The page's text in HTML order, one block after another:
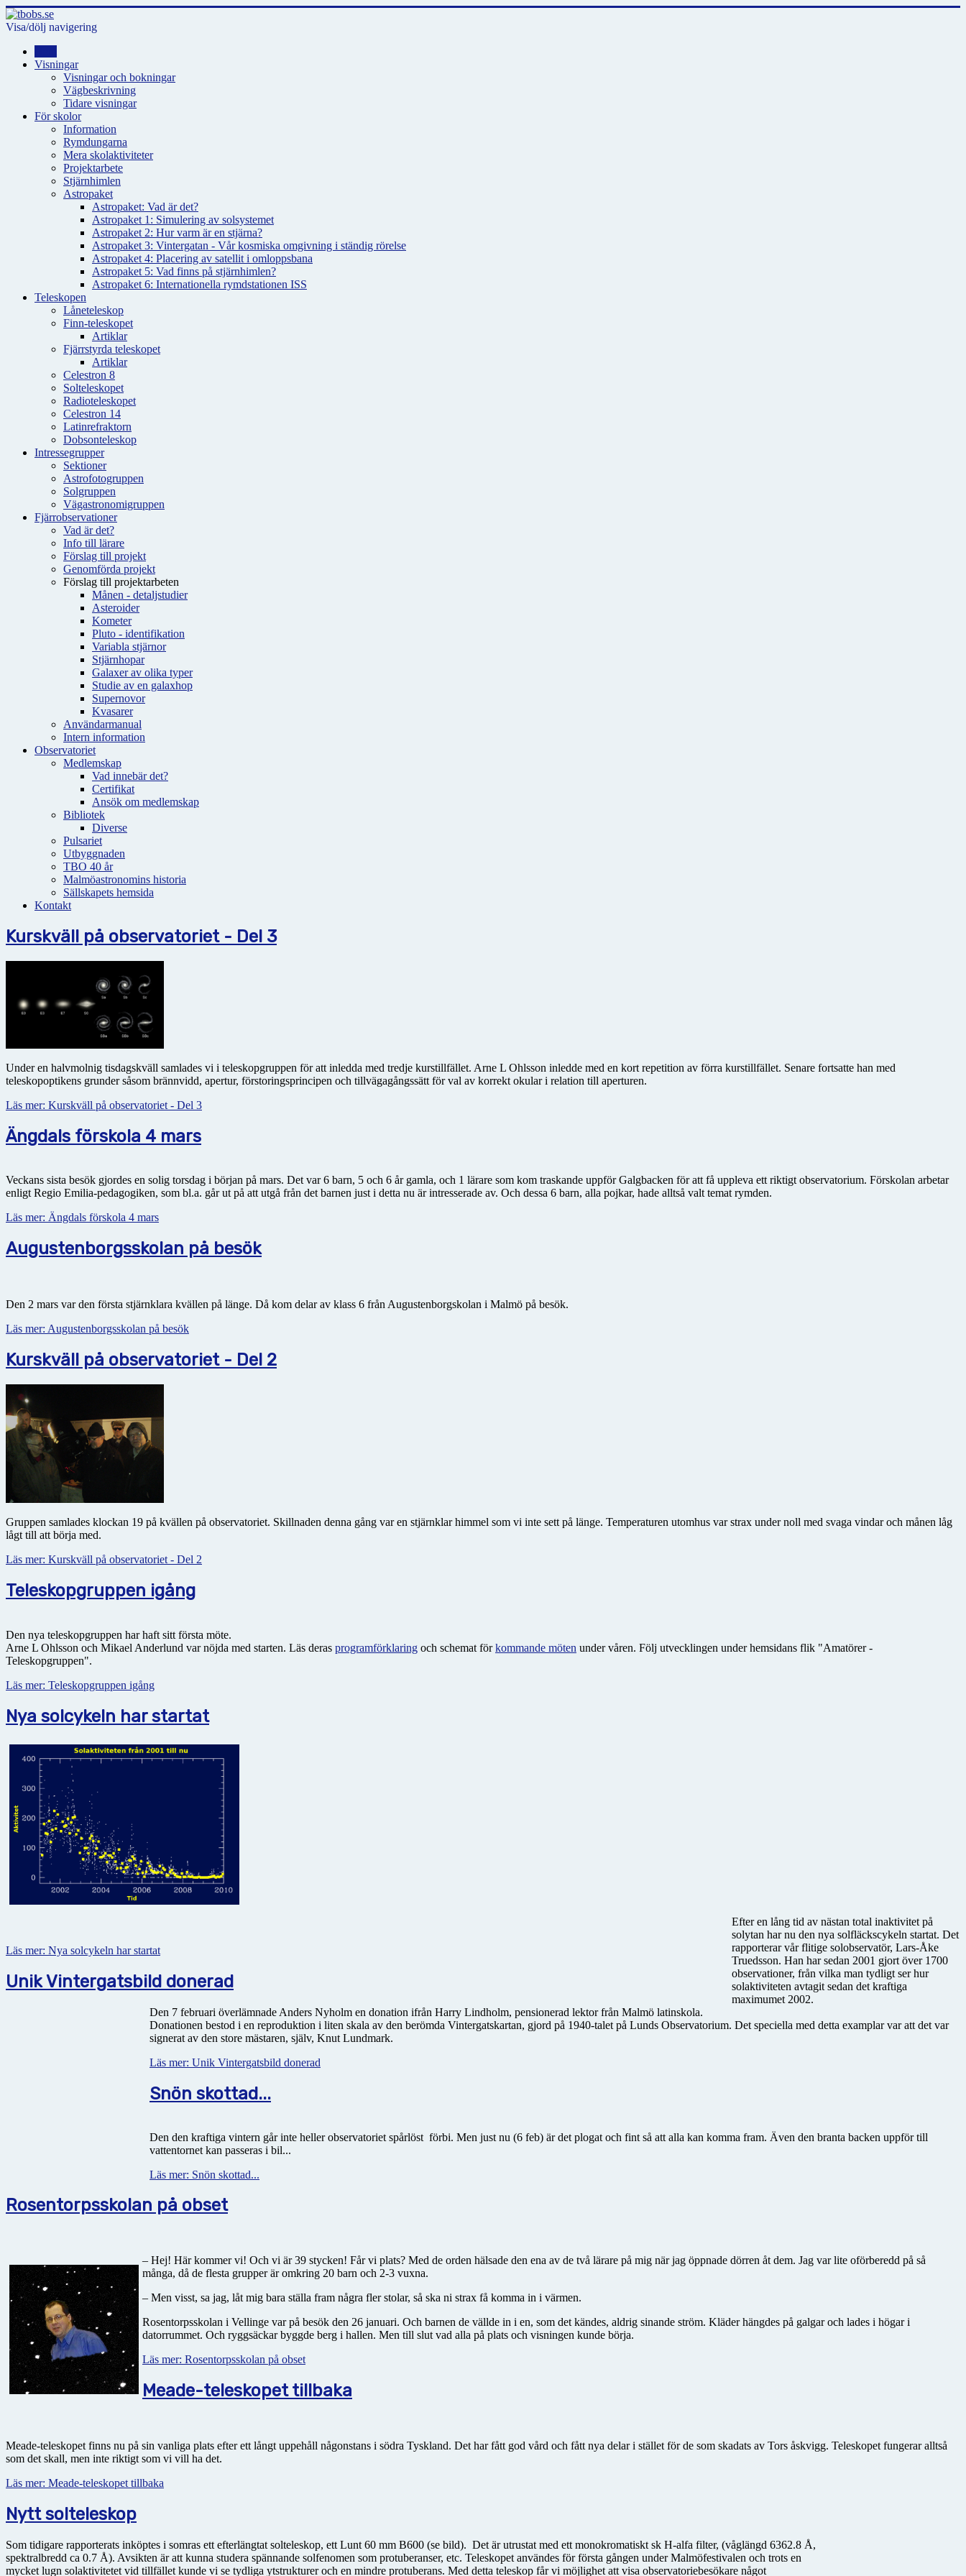
Visa/dölj navigering
Visningar
Visningar och bokningar
Vägbeskrivning
Tidare visningar
För skolor
Information
Rymdungarna
Mera skolaktiviteter
Projektarbete
Stjärnhimlen
Astropaket
Astropaket: Vad är det?
Astropaket 1: Simulering av solsystemet
Astropaket 2: Hur varm är en stjärna?
Astropaket 3: Vintergatan - Vår kosmiska omgivning i ständig rörelse
Astropaket 4: Placering av satellit i omloppsbana
Astropaket 5: Vad finns på stjärnhimlen?
Astropaket 6: Internationella rymdstationen ISS
Teleskopen
Låneteleskop
Finn-teleskopet
Artiklar
Fjärrstyrda teleskopet
Artiklar
Celestron 8
Solteleskopet
Radioteleskopet
Celestron 14
Latinrefraktorn
Dobsonteleskop
Intressegrupper
Sektioner
Astrofotogruppen
Solgruppen
Vägastronomigruppen
Fjärrobservationer
Vad är det?
Info till lärare
Förslag till projekt
Genomförda projekt
Förslag till projektarbeten
Månen - detaljstudier
Asteroider
Kometer
Pluto - identifikation
Variabla stjärnor
Stjärnhopar
Galaxer av olika typer
Studie av en galaxhop
Supernovor
Kvasarer
Användarmanual
Intern information
Observatoriet
Medlemskap
Vad innebär det?
Certifikat
Ansök om medlemskap
Bibliotek
Diverse
Pulsariet
Utbyggnaden
TBO 40 år
Malmöastronomins historia
Sällskapets hemsida
Kontakt
Kurskväll på observatoriet - Del 3
Under en halvmolnig tisdagskväll samlades vi i teleskopgruppen för att inledda med tredje kurstillfället. Arne L Ohlsson inledde med en kort repetition av förra kurstillfället. Senare fortsatte han med
teleskopoptikens grunder såsom brännvidd, apertur, förstoringsprincipen och tillvägagångssätt för val av korrekt okular i relation till aperturen.
Läs mer: Kurskväll på observatoriet - Del 3
Ängdals förskola 4 mars
Veckans sista besök gjordes en solig torsdag i början på mars. Det var 6 barn, 5 och 6 år gamla, och 1 lärare som kom traskande uppför Galgbacken för att få uppleva ett riktigt observatorium. Förskolan arbetar
enligt Regio Emilia-pedagogiken, som bl.a. går ut på att utgå från det barnen just i detta nu är intresserade av. Och dessa 6 barn, alla pojkar, hade alltså valt temat rymden.
Läs mer: Ängdals förskola 4 mars
Augustenborgsskolan på besök
Den 2 mars var den första stjärnklara kvällen på länge. Då kom delar av klass 6 från Augustenborgskolan i Malmö på besök.
Läs mer: Augustenborgsskolan på besök
Kurskväll på observatoriet - Del 2
Gruppen samlades klockan 19 på kvällen på observatoriet. Skillnaden denna gång var en stjärnklar himmel som vi inte sett på länge. Temperaturen utomhus var strax under noll med svaga vindar och månen låg
lågt till att börja med.
Läs mer: Kurskväll på observatoriet - Del 2
Teleskopgruppen igång
Den nya teleskopgruppen har haft sitt första möte.
Arne L Ohlsson och Mikael Anderlund var nöjda med starten. Läs deras programförklaring och schemat förkommande möten under våren. Följ utvecklingen under hemsidans flik "Amatörer -
Teleskopgruppen".
Läs mer: Teleskopgruppen igång
Nya solcykeln har startat
Efter en lång tid av nästan total inaktivitet på
solytan har nu den nya solfläckscykeln startat. Det
rapporterar vår flitige solobservatör, Lars-Åke
Truedsson. Han har sedan 2001 gjort över 1700
observationer, från vilka man tydligt ser hur
solaktiviteten avtagit sedan det kraftiga
maximumet 2002.
Läs mer: Nya solcykeln har startat
Unik Vintergatsbild donerad
Den 7 februari överlämnade Anders Nyholm en donation ifrån Harry Lindholm, pensionerad lektor från Malmö latinskola.
Donationen bestod i en reproduktion i liten skala av den berömda Vintergatskartan, gjord på 1940-talet på Lunds Observatorium. Det speciella med detta examplar var att det var
signerat av den store mästaren, själv, Knut Lundmark.
Läs mer: Unik Vintergatsbild donerad
Snön skottad...
Den den kraftiga vintern går inte heller observatoriet spårlöst förbi. Men just nu (6 feb) är det plogat och fint så att alla kan komma fram. Även den branta backen uppför till
vattentornet kan passeras i bil...
Läs mer: Snön skottad...
Rosentorpsskolan på obset
– Hej! Här kommer vi! Och vi är 39 stycken! Får vi plats? Med de orden hälsade den ena av de två lärare på mig när jag öppnade dörren åt dem. Jag var lite oförberedd på så
många, då de flesta grupper är omkring 20 barn och 2-3 vuxna.
– Men visst, sa jag, låt mig bara ställa fram några fler stolar, så ska ni strax få komma in i värmen.
Rosentorpsskolan i Vellinge var på besök den 26 januari. Och barnen de vällde in i en, som det kändes, aldrig sinande ström. Kläder hängdes på galgar och lades i högar i
datorrummet. Och ryggsäckar byggde berg i hallen. Men till slut vad alla på plats och visningen kunde börja.
Läs mer: Rosentorpsskolan på obset
Meade-teleskopet tillbaka
Meade-teleskopet finns nu på sin vanliga plats efter ett långt uppehåll någonstans i södra Tyskland. Det har fått god vård och fått nya delar i stället för de som skadats av Tors åskvigg. Teleskopet fungerar alltså
som det skall, men inte riktigt som vi vill ha det.
Läs mer: Meade-teleskopet tillbaka
Nytt solteleskop
Som tidigare rapporterats inköptes i somras ett efterlängtat solteleskop, ett Lunt 60 mm B600 (se bild). Det är utrustat med ett monokromatiskt sk H-alfa filter, (våglängd 6362.8 Å,
spektralbredd ca 0.7 Å). Avsikten är att kunna studera spännande solfenomen som protuberanser, etc. Teleskopet användes för första gången under Malmöfestivalen och trots en
mycket lugn solaktivitetet vid tillfället kunde vi se tydliga ytstrukturer och en mindre protuberans. Med detta teleskop får vi möjlighet att visa observatoriebesökare något